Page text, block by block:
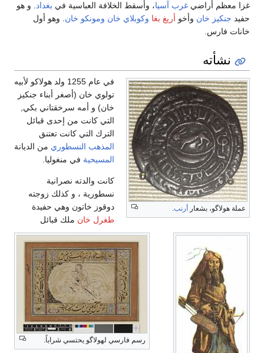
غزا معظم أراضي غرب آسيا، وأسقط الخلافة العباسية في بغداد. و هو
حفيد جنكيز خان وأخو أريغ بغا وكوبلاي خان ومونكو خان. وهو أول
خانات فارس.
نشأته
عملة هولاگو، بشعار أرنب.
رسم فارسي لهولاگو يحتسي شراباً.
في عام 1255 ولد هولاكو لأبيه
تولوي خان (أصغر أبناء جنكيز
خان) و أمه سرخقتاني بكي,
التي كانت من إحدى قبائل
الترك التي كانت تعتنق
المذهب النسطوري من الديانة
المسيحية في منغوليا.
كانت والدته نصرانية
نسطورية ، و كذلك زوجته
دوقوز خاتون وهي حفيدة
طغرل خان ملك قبائل